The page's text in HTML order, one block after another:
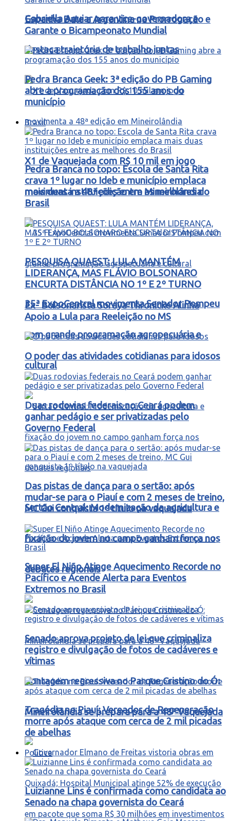
Gabriella Aguiar para vice-governadora e
destaca trajetória de trabalho juntas
X1 de Vaquejada com R$ 10 mil em jogo
movimenta a 48ª edição em Mineirolândia
35ª ExpoCentral movimenta Senador Pompeu
com grande programação agropecuária e
cultural
Sertão Central: Modernização da agricultura e
fixação do jovem no campo ganham força nos
debates regionais
Contagem regressiva no Parque Cristino do Ó:
Mineirolândia se prepara para a 48ª Vaquejada
Espanha Bate a Argentina na Prorrogação e
Garante o Bicampeonato Mundial
Pedra Branca Geek: 3ª edição do PB Gaming
abre a programação dos 155 anos do
município
Brasil
Pedra Branca no topo: Escola de Santa Rita
crava 1º lugar no Ideb e município emplaca
mais duas instituições entre as melhores do
Brasil
PESQUISA QUAEST: LULA MANTÉM
LIDERANÇA, MAS FLÁVIO BOLSONARO
ENCURTA DISTÂNCIA NO 1º E 2º TURNO
Ex- Bolsonarista Soraya Thronicke Alinha
Apoio a Lula para Reeleição no MS
O poder das atividades cotidianas para idosos
Duas rodovias federais no Ceará podem
ganhar pedágio e ser privatizadas pelo
Governo Federal
Das pistas de dança para o sertão: após
mudar-se para o Piauí e com 2 meses de treino,
MC Gui conquista 1º título na vaquejada
Super El Niño Atinge Aquecimento Recorde no
Pacífico e Acende Alerta para Eventos
Extremos no Brasil
Senado aprova projeto de lei que criminaliza
registro e divulgação de fotos de cadáveres e
vítimas
Tragédia no Piauí: Vereador de Regeneração
morre após ataque com cerca de 2 mil picadas
de abelhas
Política
Luizianne Lins é confirmada como candidata ao
Senado na chapa governista do Ceará